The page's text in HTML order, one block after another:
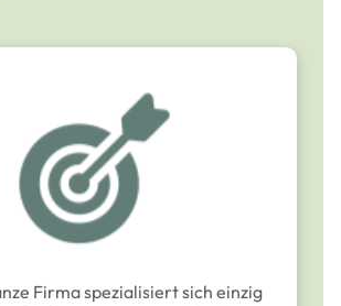
Firma spezialisiert sich einzig